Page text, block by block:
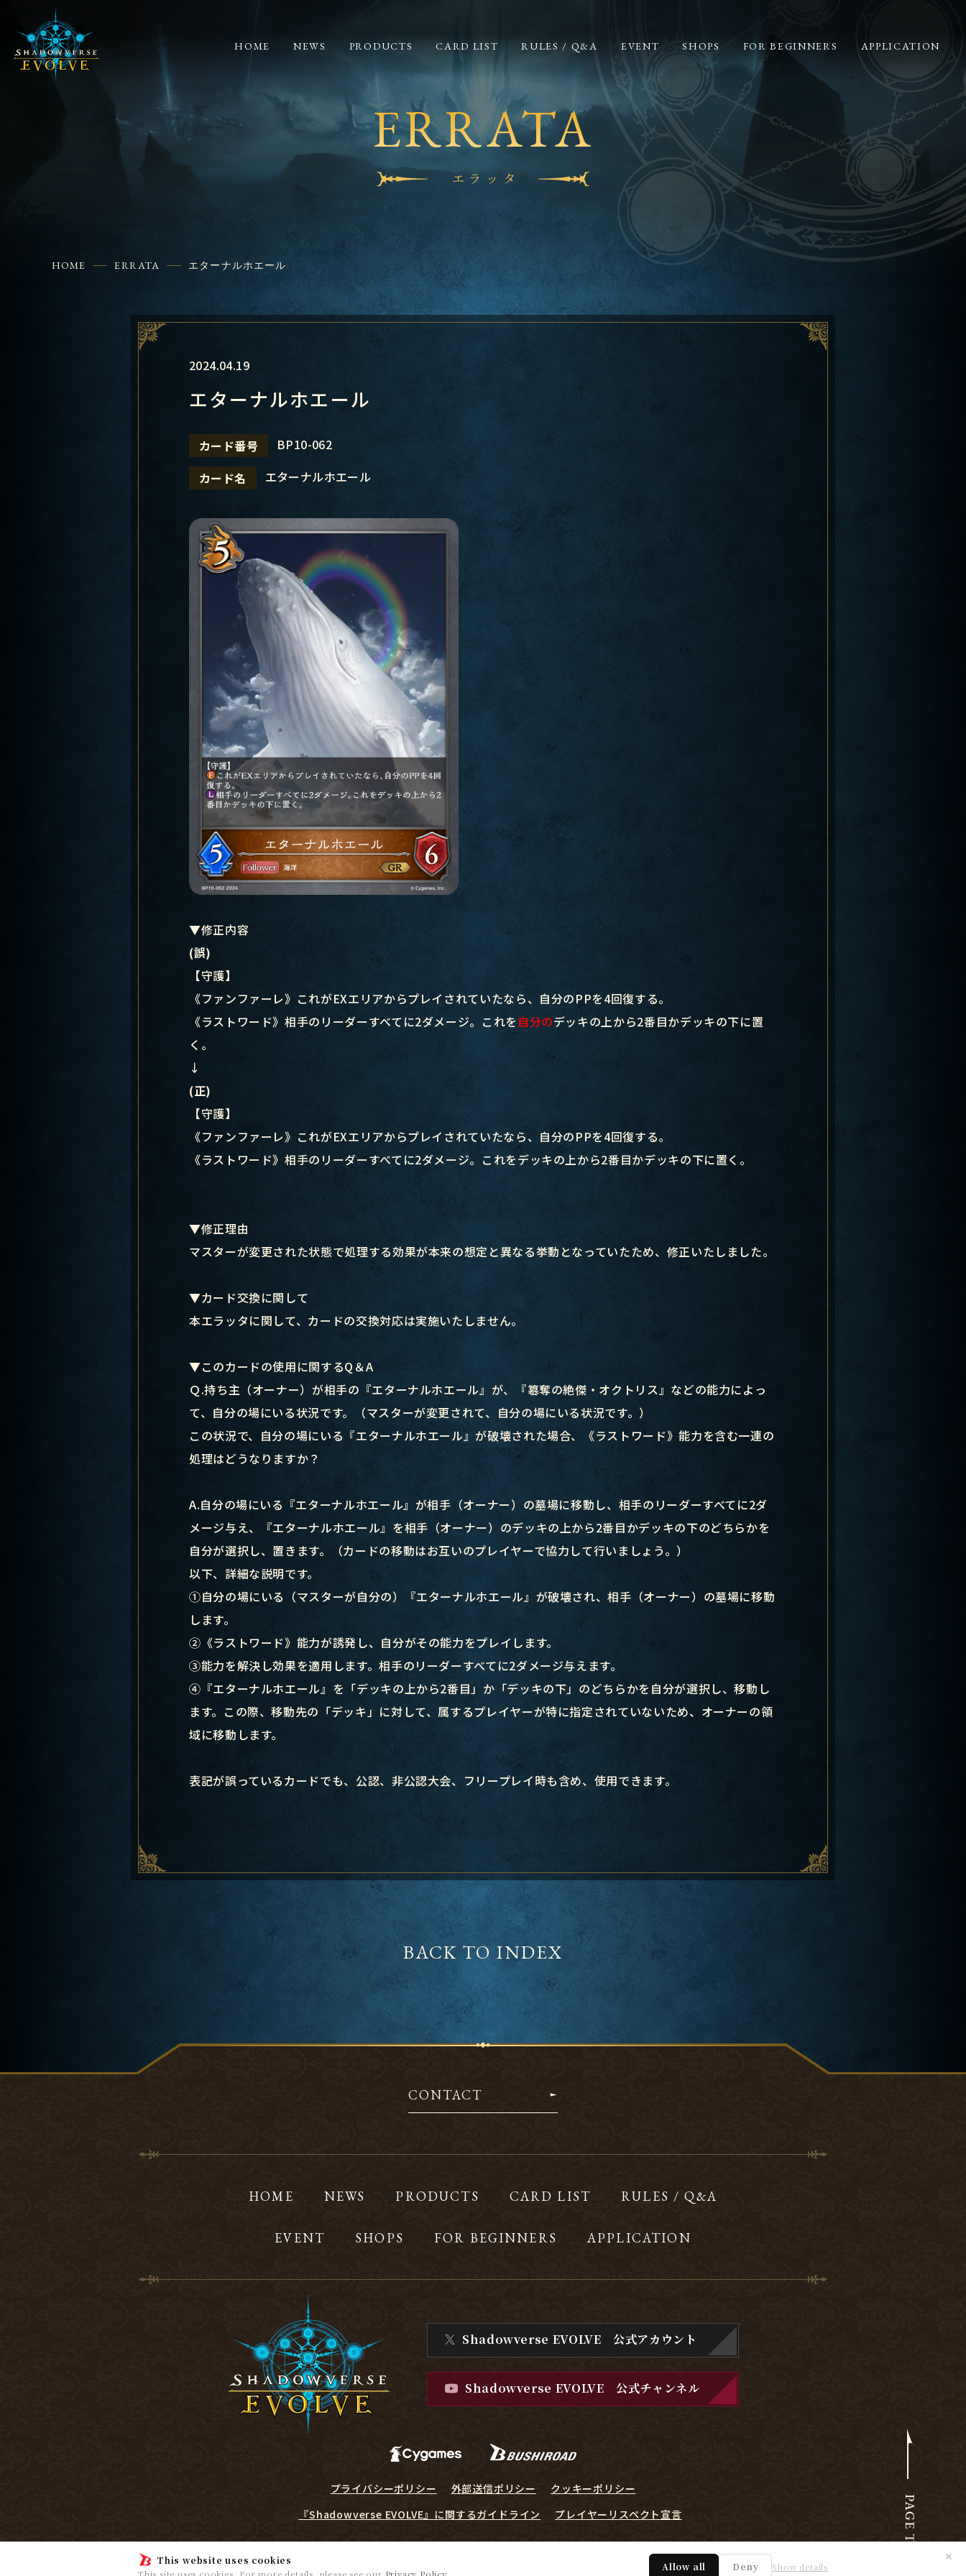
This website uses cookies
Allow all Deny Show details
✕
HOME NEWS PRODUCTS CARD LIST RULES / Q&A EVENT SHOPS FOR BEGINNERS APPLICATION
ERRATA
エラッタ
HOME ERRATA エターナルホエール
2024.04.19
エターナルホエール
カード番号
BP10-062
カード名
エターナルホエール
▼修正内容
(誤)
【守護】
《ファンファーレ》これがEXエリアからプレイされていたなら、自分のPPを4回復する。
《ラストワード》相手のリーダーすべてに2ダメージ。これを 自分のデッキの上から2番目かデッキの下に置
く。
↓
(正)
【守護】
《ファンファーレ》これがEXエリアからプレイされていたなら、自分のPPを4回復する。
《ラストワード》相手のリーダーすべてに2ダメージ。これをデッキの上から2番目かデッキの下に置く。
▼修正理由
マスターが変更された状態で処理する効果が本来の想定と異なる挙動となっていたため、修正いたしました。
▼カード交換に関して
本エラッタに関して、カードの交換対応は実施いたしません。
▼このカードの使用に関するQ＆A
Ｑ.持ち主（オーナー）が相手の『エターナルホエール』が、『簒奪の絶傑・オクトリス』などの能力によっ
て、自分の場にいる状況です。（マスターが変更されて、自分の場にいる状況です。）
この状況で、自分の場にいる『エターナルホエール』が破壊された場合、《ラストワード》能力を含む一連の
処理はどうなりますか？
A.自分の場にいる『エターナルホエール』が相手（オーナー）の墓場に移動し、相手のリーダーすべてに2ダ
メージ与え、『エターナルホエール』を相手（オーナー）のデッキの上から2番目かデッキの下のどちらかを
自分が選択し、置きます。（カードの移動はお互いのプレイヤーで協力して行いましょう。）
以下、詳細な説明です。
①自分の場にいる（マスターが自分の）『エターナルホエール』が破壊され、相手（オーナー）の墓場に移動
します。
②《ラストワード》能力が誘発し、自分がその能力をプレイします。
③能力を解決し効果を適用します。相手のリーダーすべてに2ダメージ与えます。
④『エターナルホエール』を「デッキの上から2番目」か「デッキの下」のどちらかを自分が選択し、移動し
ます。この際、移動先の「デッキ」に対して、属するプレイヤーが特に指定されていないため、オーナーの領
域に移動します。
表記が誤っているカードでも、公認、非公認大会、フリープレイ時も含め、使用できます。
BACK TO INDEX
CONTACT
HOME NEWS PRODUCTS CARD LIST RULES / Q&A
EVENT SHOPS FOR BEGINNERS APPLICATION
Shadowverse EVOLVE 公式アカウント
Shadowverse EVOLVE公式チャンネル
プライバシーポリシー 外部送信ポリシー
クッキーポリシー
『Shadowverse EVOLVE』に関するガイドライン
プレイヤーリスペクト宣言